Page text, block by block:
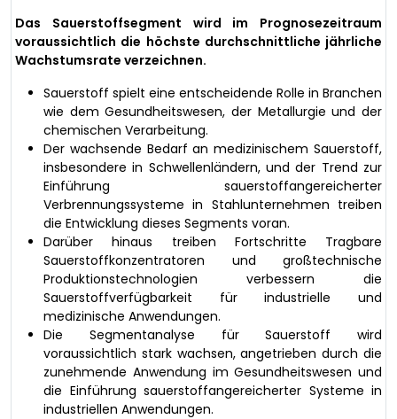
Das Sauerstoffsegment wird im Prognosezeitraum
voraussichtlich die höchste durchschnittliche jährliche
Wachstumsrate verzeichnen.
Sauerstoff spielt eine entscheidende Rolle in Branchen
wie dem Gesundheitswesen, der Metallurgie und der
chemischen Verarbeitung.
Der wachsende Bedarf an medizinischem Sauerstoff,
insbesondere in Schwellenländern, und der Trend zur
Einführung sauerstoffangereicherter
Verbrennungssysteme in Stahlunternehmen treiben
die Entwicklung dieses Segments voran.
Darüber hinaus treiben Fortschritte Tragbare
Sauerstoffkonzentratoren und großtechnische
Produktionstechnologien verbessern die
Sauerstoffverfügbarkeit für industrielle und
medizinische Anwendungen.
Die Segmentanalyse für Sauerstoff wird
voraussichtlich stark wachsen, angetrieben durch die
zunehmende Anwendung im Gesundheitswesen und
die Einführung sauerstoffangereicherter Systeme in
industriellen Anwendungen.